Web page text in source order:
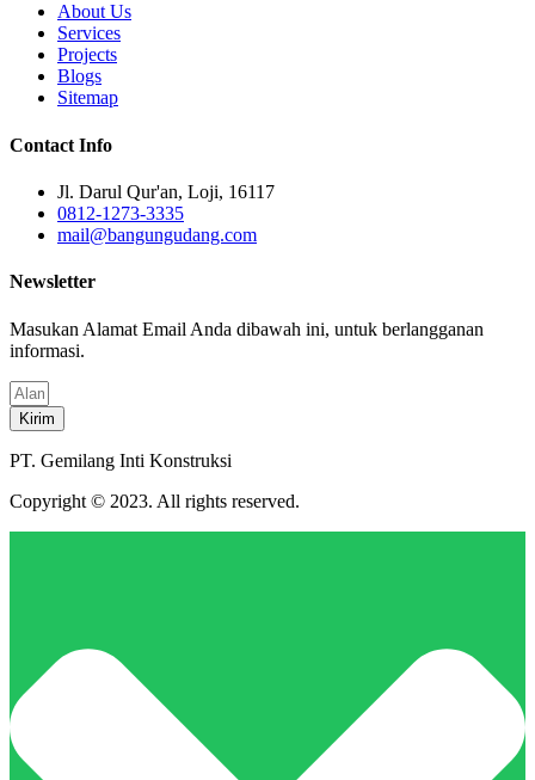
About Us
Services
Projects
Blogs
Sitemap
Contact Info
Jl. Darul Qur'an, Loji, 16117
0812-1273-3335
mail@bangungudang.com
Newsletter
Masukan Alamat Email Anda dibawah ini, untuk berlangganan
informasi.
Kirim
PT. Gemilang Inti Konstruksi
Copyright © 2023. All rights reserved.